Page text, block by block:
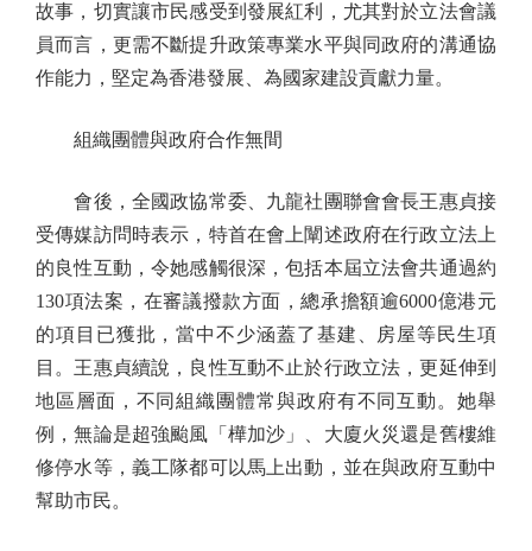
故事，切實讓市民感受到發展紅利，尤其對於立法會議
員而言，更需不斷提升政策專業水平與同政府的溝通協
作能力，堅定為香港發展、為國家建設貢獻力量。
組織團體與政府合作無間
會後，全國政協常委、九龍社團聯會會長王惠貞接
受傳媒訪問時表示，特首在會上闡述政府在行政立法上
的良性互動，令她感觸很深，包括本屆立法會共通過約
130項法案，在審議撥款方面，總承擔額逾6000億港元
的項目已獲批，當中不少涵蓋了基建、房屋等民生項
目。王惠貞續說，良性互動不止於行政立法，更延伸到
地區層面，不同組織團體常與政府有不同互動。她舉
例，無論是超強颱風「樺加沙」、大廈火災還是舊樓維
修停水等，義工隊都可以馬上出動，並在與政府互動中
幫助市民。